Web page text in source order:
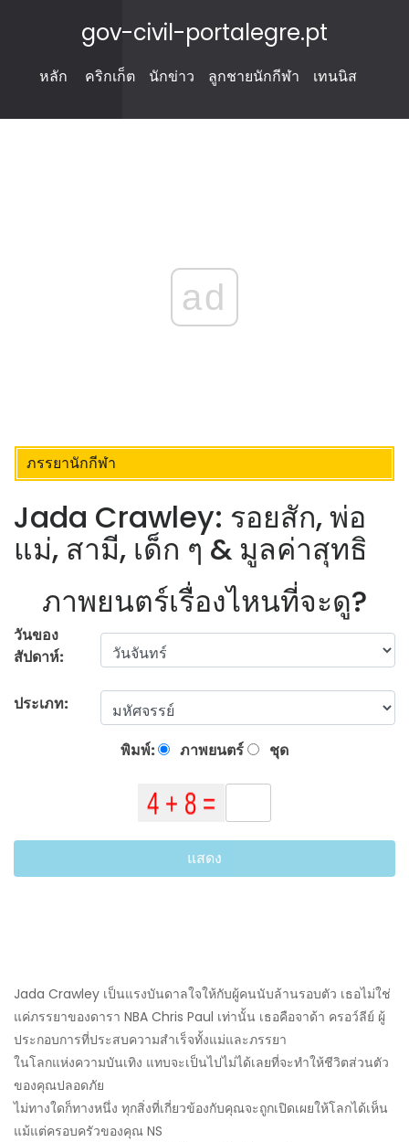
gov-civil-portalegre.pt
หลัก คริกเก็ต นักข่าว ลูกชายนักกีฬา เทนนิส
ad
ภรรยานักกีฬา
Jada Crawley: รอยสัก, พ่อ
แม่, สามี, เด็ก ๆ & มูลค่าสุทธิ
ภาพยนตร์เรื่องไหนที่จะดู?
วันของ
สัปดาห์:
ประเภท:
พิมพ์: ภาพยนตร์ ชุด
แสดง
Jada Crawley เป็นแรงบันดาลใจให้กับผู้คนนับล้านรอบตัว เธอไม่ใช่
แค่ภรรยาของดารา NBA Chris Paul เท่านั้น เธอคือจาด้า ครอว์ลีย์ ผู้
ประกอบการที่ประสบความสำเร็จทั้งแม่และภรรยา
ในโลกแห่งความบันเทิง แทบจะเป็นไปไม่ได้เลยที่จะทำให้ชีวิตส่วนตัว
ของคุณปลอดภัย
ไม่ทางใดก็ทางหนึ่ง ทุกสิ่งที่เกี่ยวข้องกับคุณจะถูกเปิดเผยให้โลกได้เห็น
แม้แต่ครอบครัวของคุณ NS